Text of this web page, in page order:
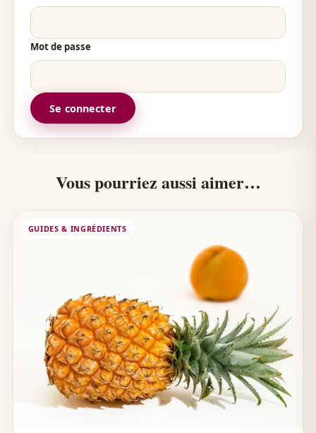
Mot de passe
Se connecter
Vous pourriez aussi aimer…
GUIDES & INGRÉDIENTS